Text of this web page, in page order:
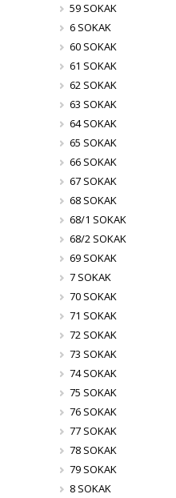
59 SOKAK
6 SOKAK
60 SOKAK
61 SOKAK
62 SOKAK
63 SOKAK
64 SOKAK
65 SOKAK
66 SOKAK
67 SOKAK
68 SOKAK
68/1 SOKAK
68/2 SOKAK
69 SOKAK
7 SOKAK
70 SOKAK
71 SOKAK
72 SOKAK
73 SOKAK
74 SOKAK
75 SOKAK
76 SOKAK
77 SOKAK
78 SOKAK
79 SOKAK
8 SOKAK